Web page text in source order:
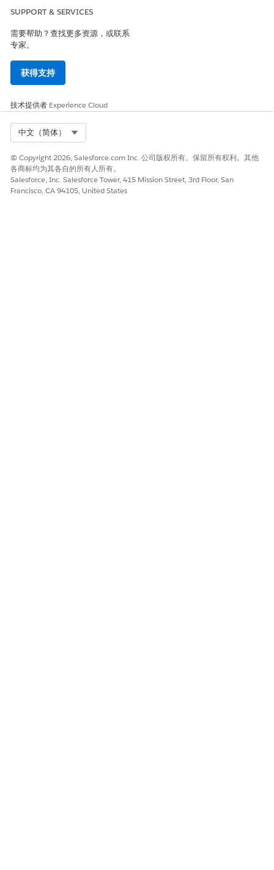
SUPPORT & SERVICES
需要帮助？查找更多资源，或联系
专家。
获得支持
技术提供者 Experience Cloud
中文（简体）
© Copyright 2026, Salesforce.com Inc. 公司版权所有。保留所有权利。其他
各商标均为其各自的所有人所有。
Salesforce, Inc. Salesforce Tower, 415 Mission Street, 3rd Floor, San
Francisco, CA 94105, United States